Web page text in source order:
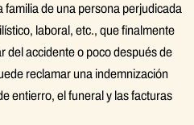
familia de una persona perjudicada
laboral, etc., que finalmente
del accidente o poco después de
reclamar una indemnización
entierro, el funeral y las facturas